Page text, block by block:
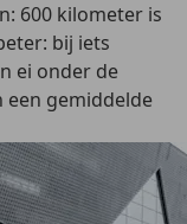
600 kilometer is
bij iets
ei onder de
een gemiddelde